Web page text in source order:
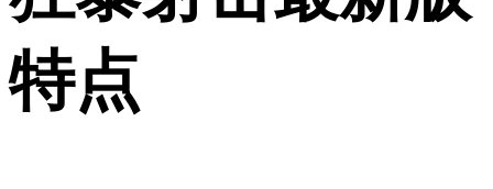
特点